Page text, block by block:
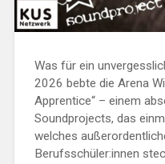
Was für ein
2026 bebte die Arena
Apprentice“ – einem
Soundprojects, das
welches
Berufsschüler:innen